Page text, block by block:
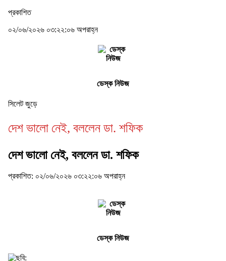
প্রকাশিত
০২/০৬/২০২৬ ০৩:২২:০৬ অপরাহ্ন
ডেস্ক নিউজ
সিলেট জুড়ে
দেশ ভালো নেই, বললেন ডা. শফিক
দেশ ভালো নেই, বললেন ডা. শফিক
প্রকাশিত: ০২/০৬/২০২৬ ০৩:২২:০৬ অপরাহ্ন
ডেস্ক নিউজ